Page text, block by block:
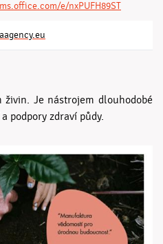
e/nxPUFH89ST
živin. Je nástrojem dlouhodobé
podpory zdraví půdy.